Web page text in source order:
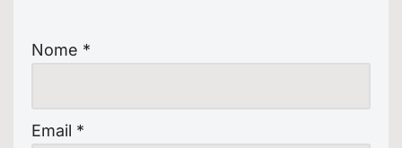
Nome *
Email *